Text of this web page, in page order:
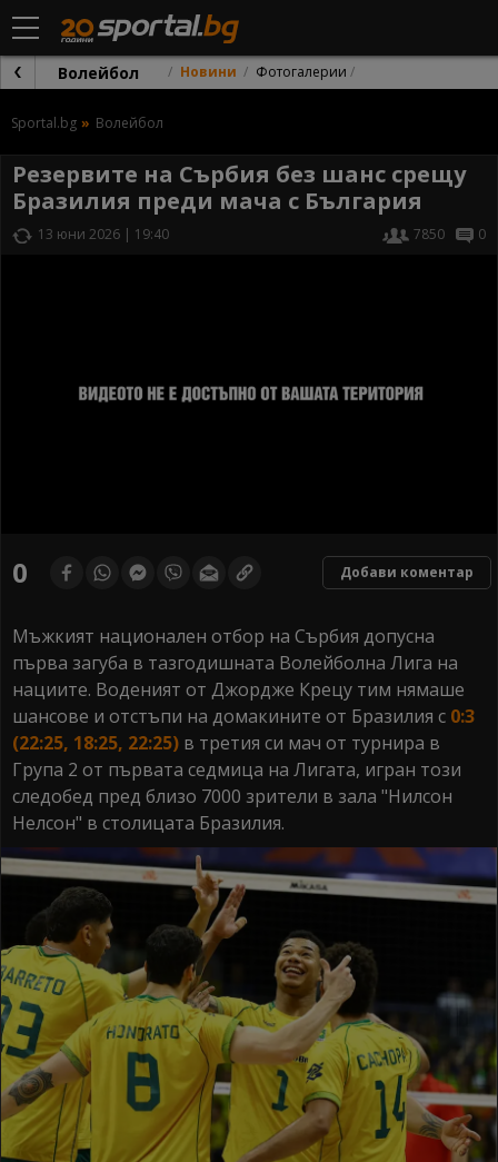
Волейбол Новини Фотогалерии
Sportal.bg Волейбол
Резервите на Сърбия без шанс срещу
Бразилия преди мача с България
13 юни 2026 | 19:40 7850 0
of0 Добави коментар
Мъжкият национален отбор на Сърбия допусна
първа загуба в тазгодишната Волейболна Лига на
нациите. Воденият от Джордже Крецу тим нямаше
шансове и отстъпи на домакините от Бразилия с 0:3
(22:25, 18:25, 22:25) в третия си мач от турнира в
Група 2 от първата седмица на Лигата, игран този
следобед пред близо 7000 зрители в зала "Нилсон
Нелсон" в столицата Бразилия.